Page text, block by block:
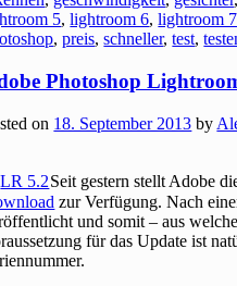
5,lightroom 6,lightroom 7
,preis,schneller,test,
Photoshop
on 18. September 2013 by
Seit gestern stellt Adobe
zur Verfügung. Nach
und somit – aus
für das Update ist